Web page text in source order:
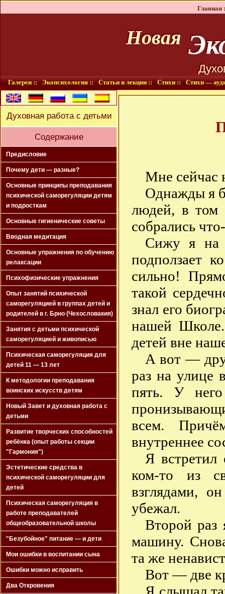
Главная
Новая
Галереи :: Экопсихология :: Статьи и лекции :: Стихи :: Стихи —
Духовная работа с детьми
Содержание
Предисловие
Почему дети — разные?
Основные принципы преподавания
психической саморегуляции детям
и подросткам
Основные гигиенические советы
Вводная медитация
Основные упражнения по обучению
релаксации
Психофизические упражнения
Опыт занятий психической
саморегуляцией в группах детей и
родителей в г. Брно (Чехословакия)
Занятия с детьми психической
саморегуляцией и живописью
Психическая саморегуляция для
детей 11 — 13 лет
К методологии преподавания
воинских искусств детям
Новый Завет и духовная работа с
детьми
Развитие творческих способностей
ребёнка (опыт работы секции
"Гармония")
Эстетические средства в
психической саморегуляции для
детей
Психическая саморегуляция в
работе преподавателей
общеобразовательной школы
"Безубойное" питание — и дети
Мои ошибки в воспитании сына
Ошибки можно исправить
Два Откровения
Мне сейчас
Однажды я
людей, в том
собрались
Сижу я на
подползает
сильно!
такой
знал его
нашей
детей вне
А вот —
раз на улице
пять. У
всем.
внутреннее
Я
ком-то из
взглядами,
убежал.
Второй
машину.
та же
Вот — две